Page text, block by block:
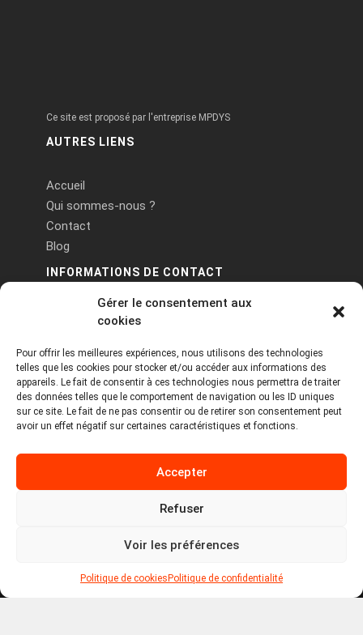
Gérer le consentement aux
cookies
Pour offrir les meilleures expériences, nous utilisons des technologies
telles que les cookies pour stocker et/ou accéder aux informations des
appareils. Le fait de consentir à ces technologies nous permettra de traiter
des données telles que le comportement de navigation ou les ID uniques
sur ce site. Le fait de ne pas consentir ou de retirer son consentement peut
avoir un effet négatif sur certaines caractéristiques et fonctions.
Accepter
Refuser
Voir les préférences
Politique de cookies Politique de confidentialité
Ce site est proposé par l'entreprise MPDYS
AUTRES LIENS
Accueil
Qui sommes-nous ?
Contact
Blog
INFORMATIONS DE CONTACT
PA Keneach Ouest - 5 rue de Belle-Île - 56400
contact@logiciels-etiquettes.com
09 71 37 25 93
Politique de cookies